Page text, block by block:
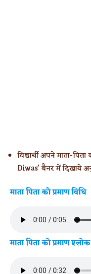
विद्यार्थी अपने माता-
Diwas' बैनर में दिखाये
माता पिता को प्रमाण विधि
माता पिता को प्रमाण